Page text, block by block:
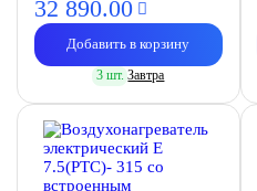
32 890.00
Добавить в корзину
3 шт. Завтра